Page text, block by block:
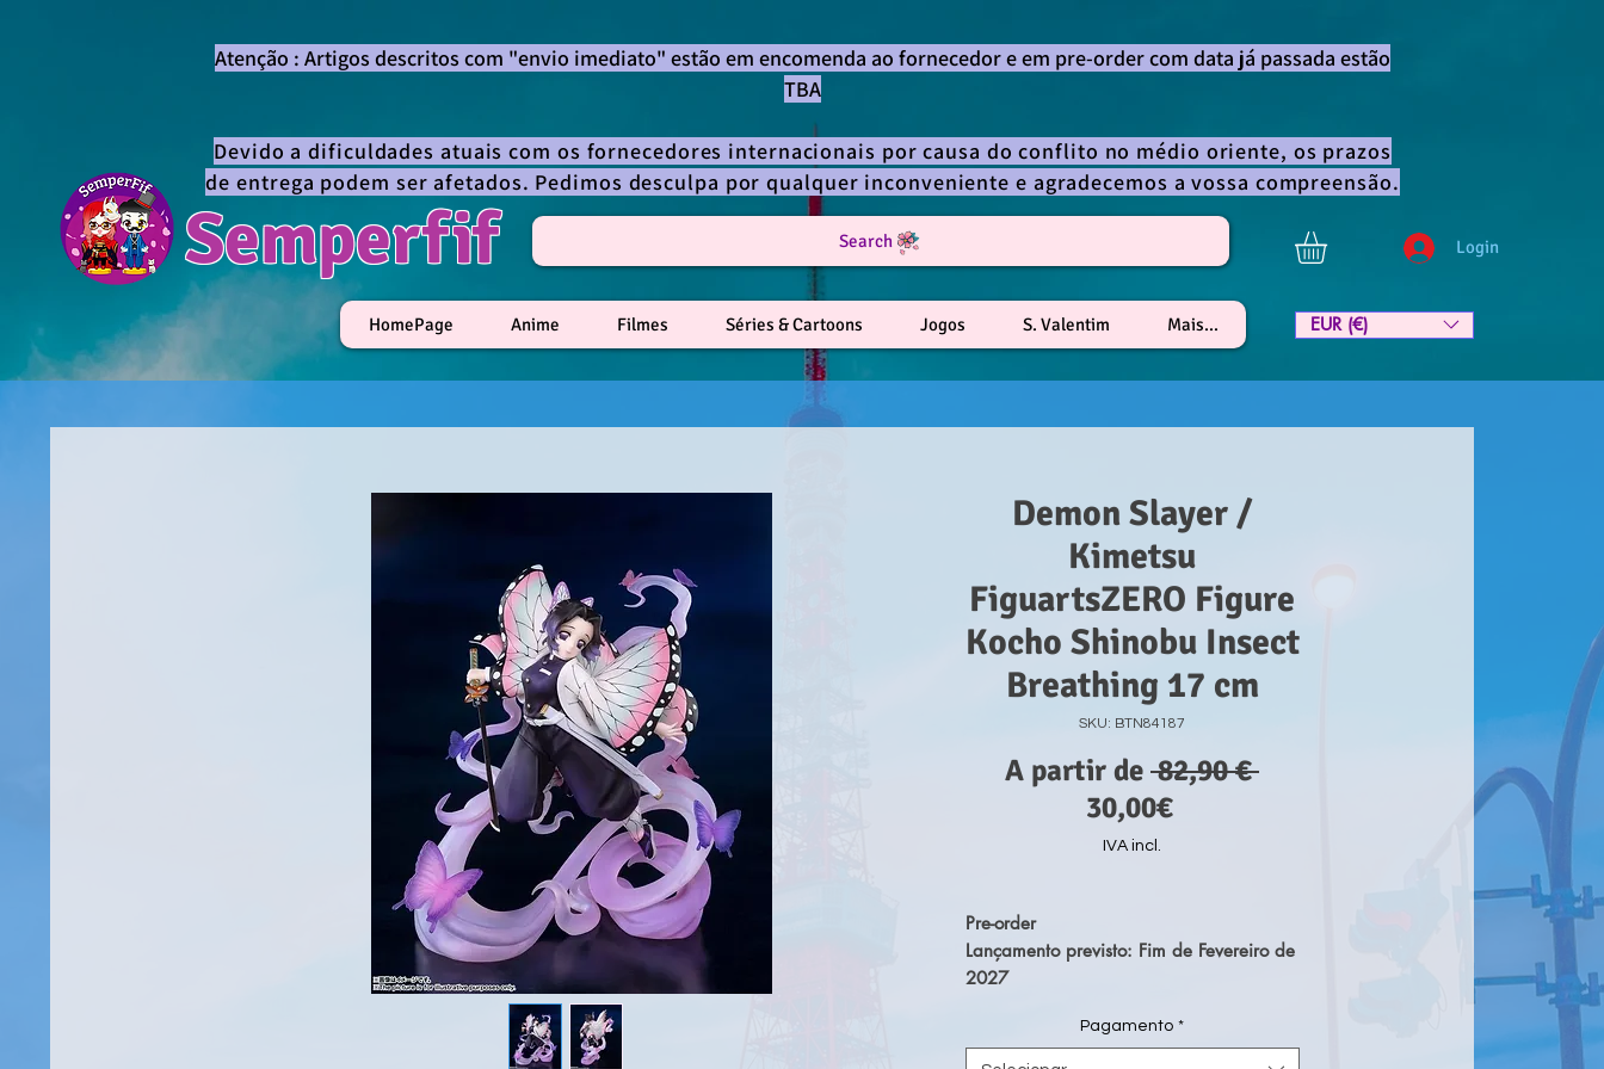
Semperfif Login
Atenção : Artigos descritos com "envio imediato" estão em encomenda ao fornecedor e em pre-order com data já passada estão
TBA
Devido a dificuldades atuais com os fornecedores internacionais por causa do conflito no médio oriente, os prazos
de entrega podem ser afetados. Pedimos desculpa por qualquer inconveniente e agradecemos a vossa compreensão.
Search
HomePage Anime Filmes Séries & Cartoons Jogos S. Valentim Mais... EUR (€)
Demon Slayer /
Kimetsu
FiguartsZERO Figure
Kocho Shinobu Insect
Breathing 17 cm
SKU: BTN84187
A partir de 82,90 € Preço
30,00€Preço
IVA incl.
Pre-order
Lançamento previsto: Fim de Fevereiro de
2027
Diretamente da popular série de anime
'Demon Slayer: Kimetsu no Yaiba', chega
Pagamento *